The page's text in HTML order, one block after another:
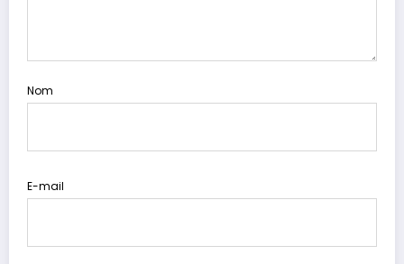
Nom
E-mail